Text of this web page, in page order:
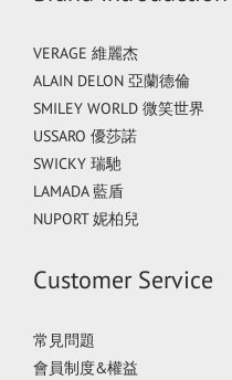
VERAGE 維麗杰
ALAIN DELON 亞蘭德倫
SMILEY WORLD 微笑世界
USSARO 優莎諾
SWICKY 瑞馳
LAMADA 藍盾
NUPORT 妮柏兒
Customer Service
常見問題
會員制度&權益